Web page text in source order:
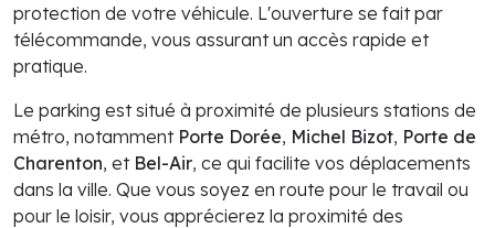
protection de votre véhicule. L'ouverture se fait par
télécommande, vous assurant un accès rapide et
pratique.
Le parking est situé à proximité de plusieurs stations de
métro, notamment Porte Dorée, Michel Bizot, Porte de
Charenton, et Bel-Air, ce qui facilite vos déplacements
dans la ville. Que vous soyez en route pour le travail ou
pour le loisir, vous apprécierez la proximité des